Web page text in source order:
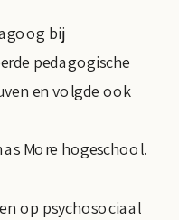
bij
pedagogische
en volgde ook
More hogeschool.
op psychosociaal